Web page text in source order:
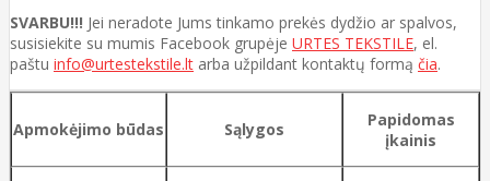
SVARBU!!! Jei neradote Jums tinkamo prekės dydžio ar spalvos,
susisiekite su mumis Facebook grupėje URTES TEKSTILE, el.
paštu info@urtestekstile.lt arba užpildant kontaktų formą čia.
Apmokėjimo būdas Sąlygos
Papidomas
įkainis